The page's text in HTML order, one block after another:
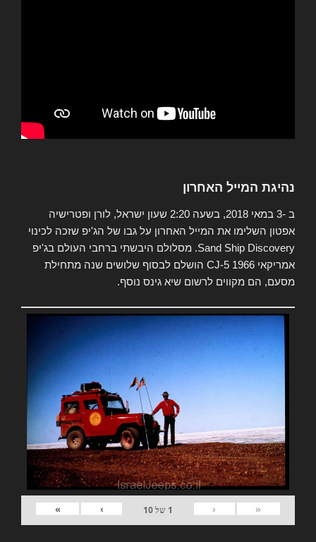
נהיגת המייל האחרון
ב -3 במאי 2018, בשעה 2:20 שעון ישראל, לורן ופטרישיה
אפטון השלימו את המייל האחרון על גבו של הג'יפ שזכה לכינוי
Sand Ship Discovery. מסלולם היבשתי ברחבי העולם בג'יפ
אמריקאי CJ-5 1966 הושלם לבסוף שלושים שנה מתחילת
מסעם, הם מקווים לרשום שיא גינס נוסף.
«
‹
1 של10
›
»